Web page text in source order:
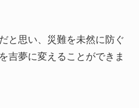
と思い、災難を未然に防ぐ
吉夢に変えることができま